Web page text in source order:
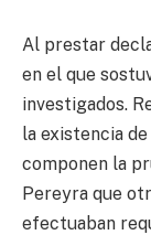
Al prestar
en el que
investigados.
la existencia
componen la
Pereyra que
efectuaban